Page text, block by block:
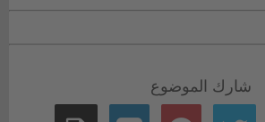
شارك الموضوع